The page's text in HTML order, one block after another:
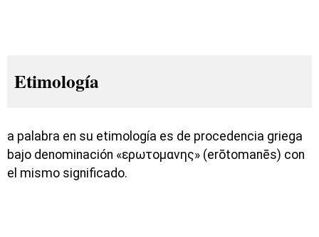
Etimología
a palabra en su etimología es de procedencia griega
bajo denominación «ερωτομανης» (erōtomanēs) con
el mismo significado.